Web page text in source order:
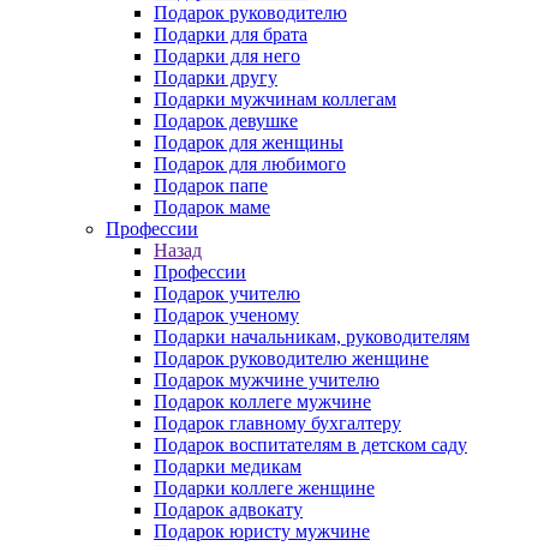
Подарок руководителю
Подарки для брата
Подарки для него
Подарки другу
Подарки мужчинам коллегам
Подарок девушке
Подарок для женщины
Подарок для любимого
Подарок папе
Подарок маме
Профессии
Назад
Профессии
Подарок учителю
Подарок ученому
Подарки начальникам, руководителям
Подарок руководителю женщине
Подарок мужчине учителю
Подарок коллеге мужчине
Подарок главному бухгалтеру
Подарок воспитателям в детском саду
Подарки медикам
Подарки коллеге женщине
Подарок адвокату
Подарок юристу мужчине